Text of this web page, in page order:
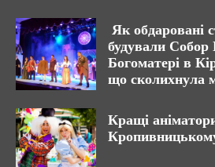
Як обдаровані
будували Собор
Богоматері в
що сколихнула
Кращі